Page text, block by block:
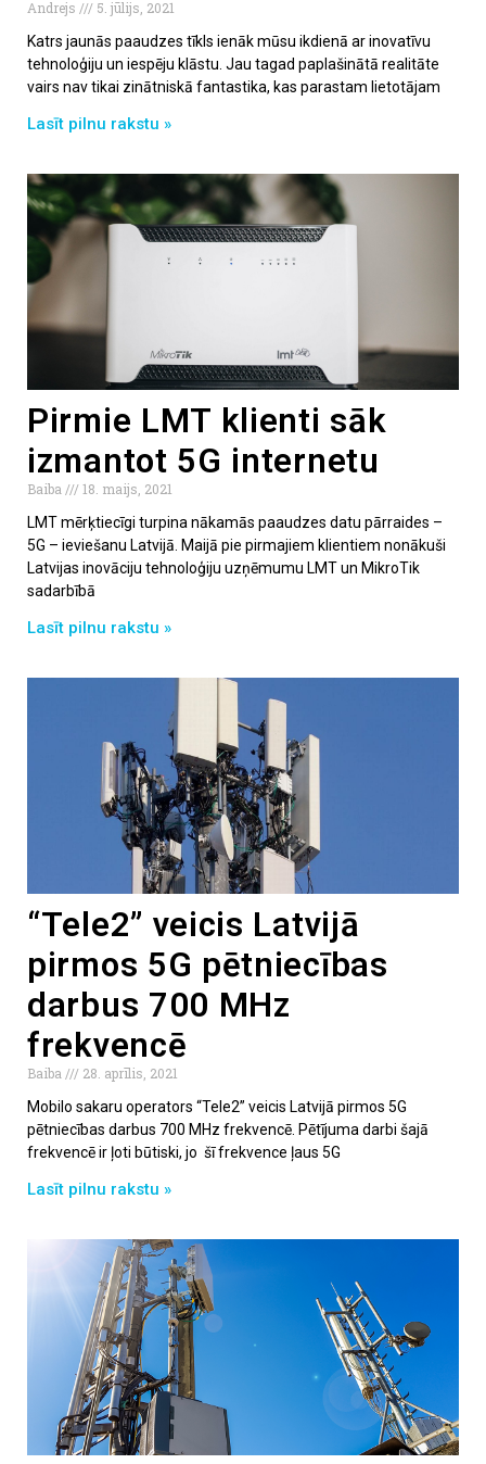
Andrejs
5. jūlijs, 2021
Katrs jaunās paaudzes tīkls ienāk mūsu ikdienā ar inovatīvu
tehnoloģiju un iespēju klāstu. Jau tagad paplašinātā realitāte
vairs nav tikai zinātniskā fantastika, kas parastam lietotājam
Lasīt pilnu rakstu »
Pirmie LMT klienti sāk
izmantot 5G internetu
Baiba
18. maijs, 2021
LMT mērķtiecīgi turpina nākamās paaudzes datu pārraides –
5G – ieviešanu Latvijā. Maijā pie pirmajiem klientiem nonākuši
Latvijas inovāciju tehnoloģiju uzņēmumu LMT un MikroTik
sadarbībā
Lasīt pilnu rakstu »
“Tele2” veicis Latvijā
pirmos 5G pētniecības
darbus 700 MHz
frekvencē
Baiba
28. aprīlis, 2021
Mobilo sakaru operators “Tele2” veicis Latvijā pirmos 5G
pētniecības darbus 700 MHz frekvencē. Pētījuma darbi šajā
frekvencē ir ļoti būtiski, jo šī frekvence ļaus 5G
Lasīt pilnu rakstu »